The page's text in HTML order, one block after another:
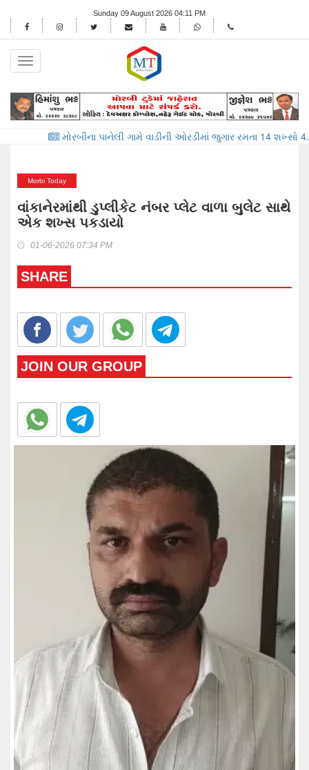
Sunday 09 August 2026 04:11 PM
Toggle
navigation
મોરબીના પાનેલી ગામે વાડીની ઓરડીમાં જુગાર રમતા 14 શખ્સો 4.70 લાખના
Morbi Today
વાંકાનેરમાંથી ડુપ્લીકેટ નંબર પ્લેટ વાળા બુલેટ સાથે
એક શખ્સ પકડાયો
01-06-2026 07:34 PM
SHARE
JOIN OUR GROUP